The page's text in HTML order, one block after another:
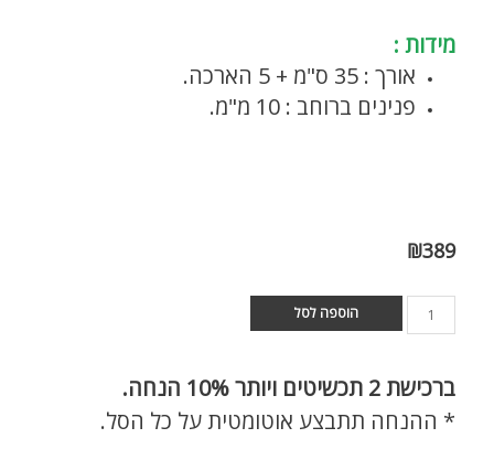
מידות :
אורך : 35 ס"מ + 5 הארכה.
פנינים ברוחב : 10 מ"מ.
₪389
הוספה לסל
ברכישת
* ההנחה תתבצע אוטומטית על כל הסל.